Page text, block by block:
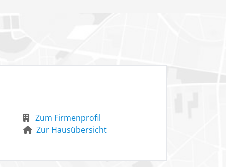
Zum Firmenprofil
Zur Hausübersicht